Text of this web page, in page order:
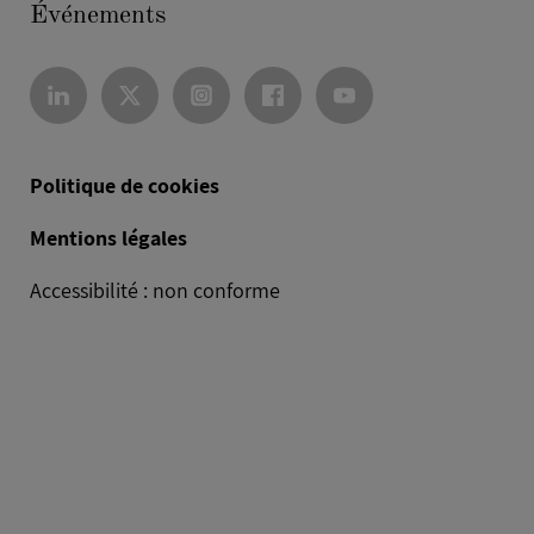
Événements
Politique de cookies
Mentions légales
Accessibilité : non conforme